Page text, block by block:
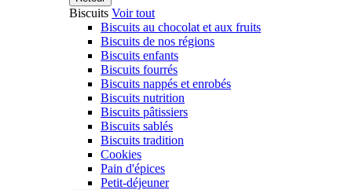
Biscuits Voir tout
Biscuits au chocolat et aux fruits
Biscuits de nos régions
Biscuits enfants
Biscuits fourrés
Biscuits nappés et enrobés
Biscuits nutrition
Biscuits pâtissiers
Biscuits sablés
Biscuits tradition
Cookies
Pain d'épices
Petit-déjeuner